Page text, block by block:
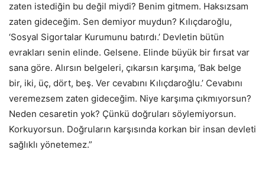
zaten istediğin bu değil miydi? Benim gitmem. Haksızsam
zaten gideceğim. Sen demiyor muydun? Kılıçdaroğlu,
‘Sosyal Sigortalar Kurumunu batırdı.’ Devletin bütün
evrakları senin elinde. Gelsene. Elinde büyük bir fırsat var
sana göre. Alırsın belgeleri, çıkarsın karşıma, ‘Bak belge
bir, iki, üç, dört, beş. Ver cevabını Kılıçdaroğlu.’ Cevabını
veremezsem zaten gideceğim. Niye karşıma çıkmıyorsun?
Neden cesaretin yok? Çünkü doğruları söylemiyorsun.
Korkuyorsun. Doğruların karşısında korkan bir insan devleti
sağlıklı yönetemez.”